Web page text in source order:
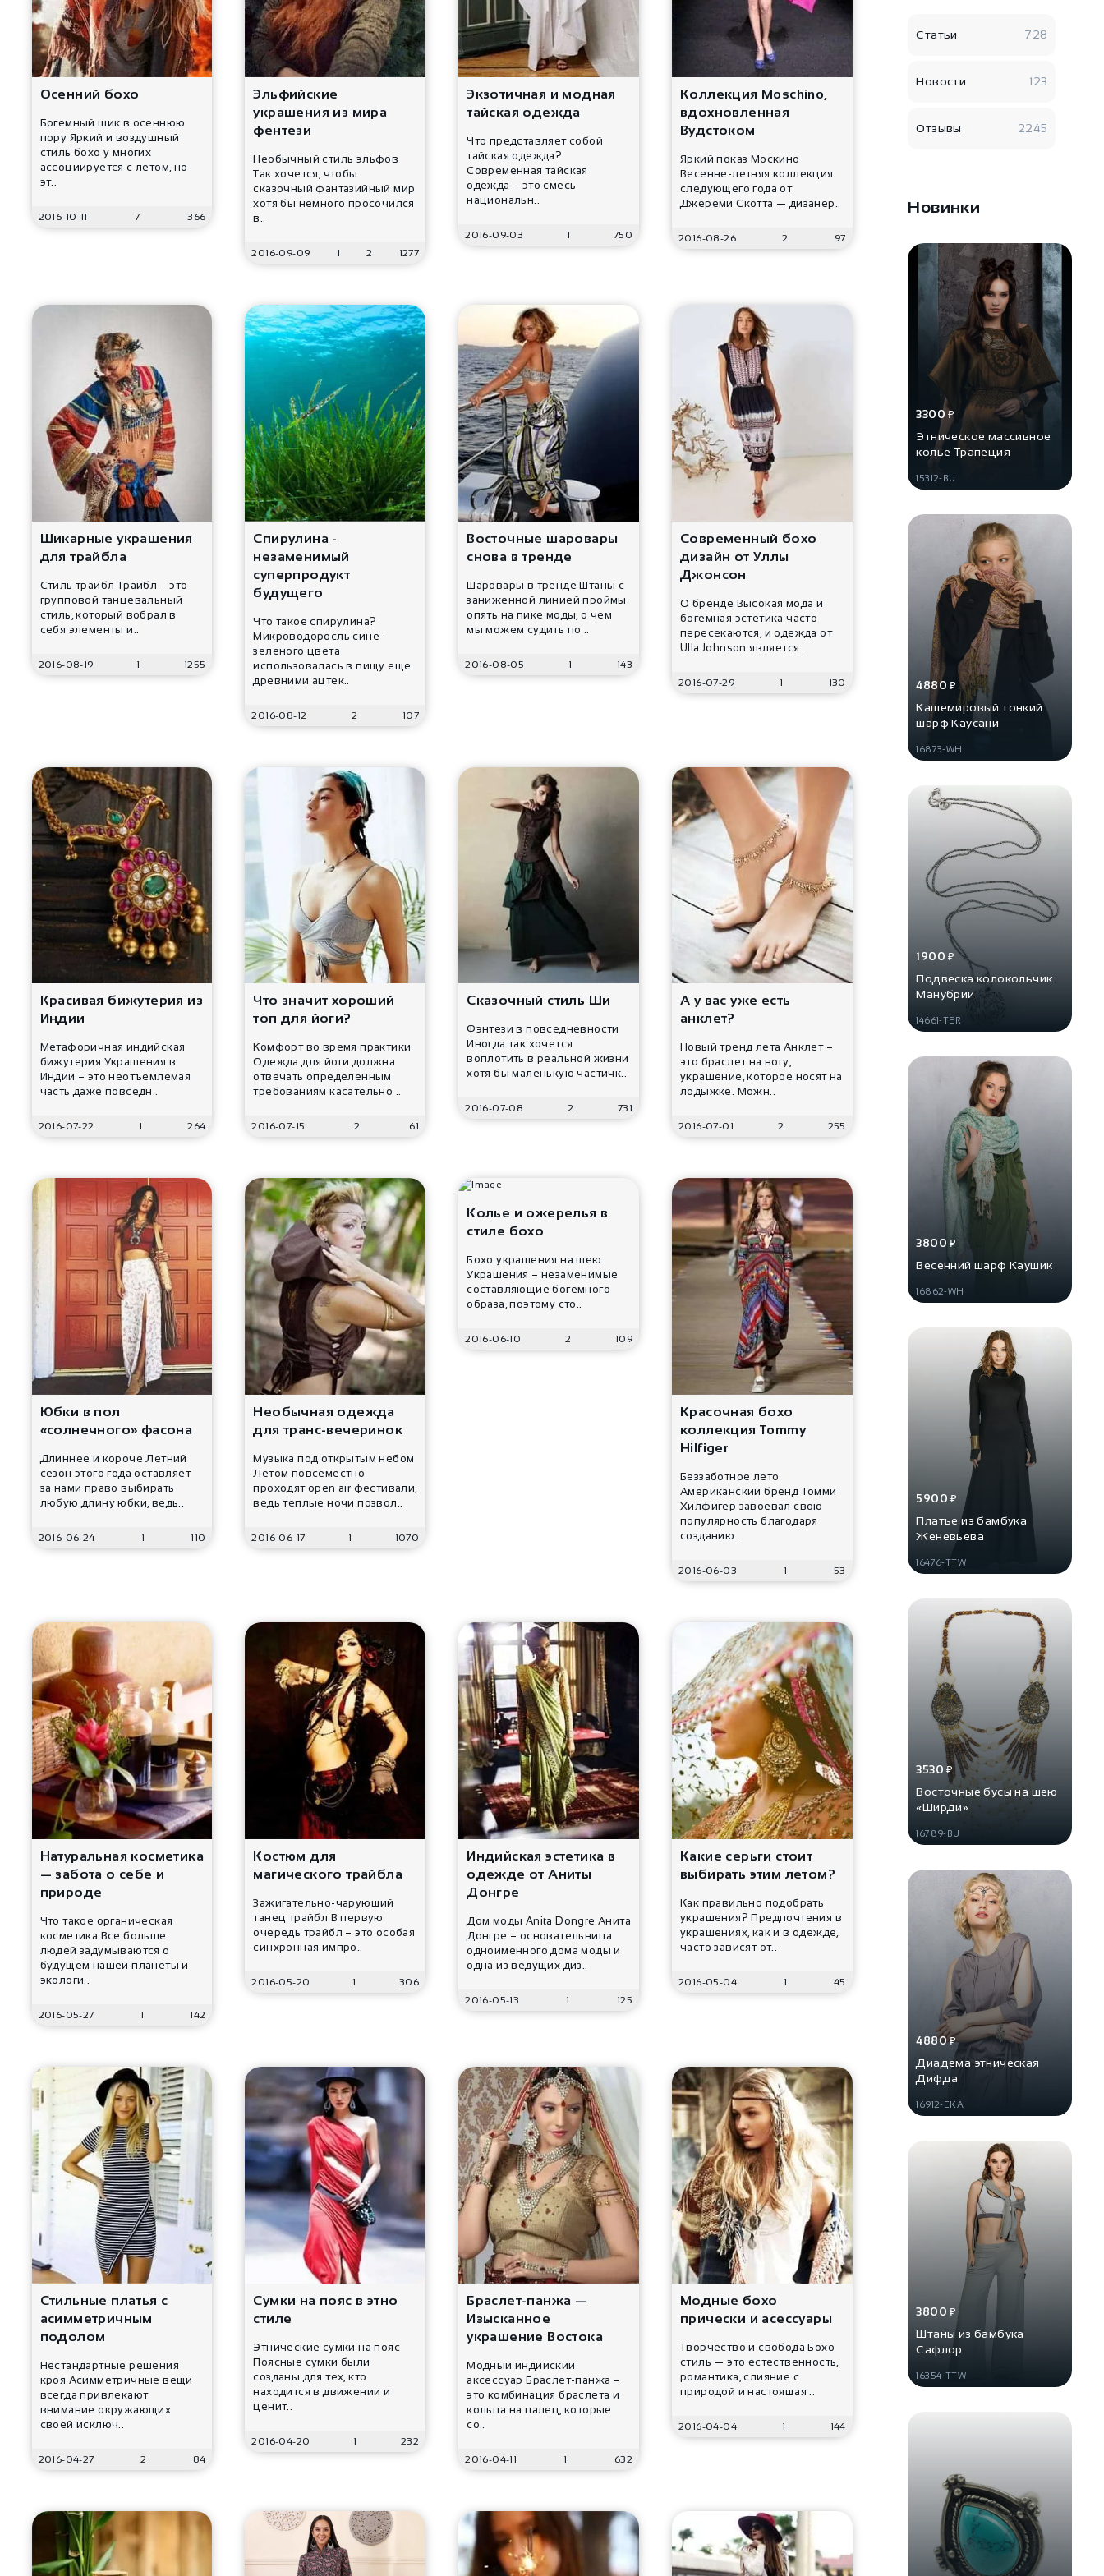
Осенний бохо
Богемный шик в осеннюю
пору Яркий и воздушный
стиль бохо у многих
ассоциируется с летом, но
эт..
2016-10-11 7 366
Эльфийские
украшения из мира
фентези
Необычный стиль эльфов
Так хочется, чтобы
сказочный фантазийный мир
хотя бы немного просочился
в..
2016-09-09 1 2 1277
Экзотичная и модная
тайская одежда
Что представляет собой
тайская одежда?
Современная тайская
одежда – это смесь
национальн..
2016-09-03 1 750
Коллекция Moschino,
вдохновленная
Вудстоком
Яркий показ Москино
Весенне-летняя коллекция
следующего года от
Джереми Скотта — дизанер..
2016-08-26 2 97
Шикарные украшения
для трайбла
Стиль трайбл Трайбл – это
групповой танцевальный
стиль, который вобрал в
себя элементы и..
2016-08-19 1 1255
Спирулина -
незаменимый
суперпродукт
будущего
Что такое спирулина?
Микроводоросль сине-
зеленого цвета
использовалась в пищу еще
древними ацтек..
2016-08-12 2 107
Восточные шаровары
снова в тренде
Шаровары в тренде Штаны с
заниженной линией проймы
опять на пике моды, о чем
мы можем судить по ..
2016-08-05 1 143
Современный бохо
дизайн от Уллы
Джонсон
О бренде Высокая мода и
богемная эстетика часто
пересекаются, и одежда от
Ulla Johnson является ..
2016-07-29 1 130
Красивая бижутерия из
Индии
Метафоричная индийская
бижутерия Украшения в
Индии – это неотъемлемая
часть даже повседн..
2016-07-22 1 264
Что значит хороший
топ для йоги?
Комфорт во время практики
Одежда для йоги должна
отвечать определенным
требованиям касательно ..
2016-07-15 2 61
Сказочный стиль Ши
Фэнтези в повседневности
Иногда так хочется
воплотить в реальной жизни
хотя бы маленькую частичк..
2016-07-08 2 731
А у вас уже есть
анклет?
Новый тренд лета Анклет –
это браслет на ногу,
украшение, которое носят на
лодыжке. Можн..
2016-07-01 2 255
Юбки в пол
«солнечного» фасона
Длиннее и короче Летний
сезон этого года оставляет
за нами право выбирать
любую длину юбки, ведь..
2016-06-24 1 110
Необычная одежда
для транс-вечеринок
Музыка под открытым небом
Летом повсеместно
проходят open air фестивали,
ведь теплые ночи позвол..
2016-06-17 1 1070
Колье и ожерелья в
стиле бохо
Бохо украшения на шею
Украшения – незаменимые
составляющие богемного
образа, поэтому сто..
2016-06-10 2 109
Красочная бохо
коллекция Tommy
Hilfiger
Беззаботное лето
Американский бренд Томми
Хилфигер завоевал свою
популярность благодаря
созданию..
2016-06-03 1 53
Натуральная косметика
— забота о себе и
природе
Что такое органическая
косметика Все больше
людей задумываются о
будущем нашей планеты и
экологи..
2016-05-27 1 142
Костюм для
магического трайбла
Зажигательно-чарующий
танец трайбл В первую
очередь трайбл – это особая
синхронная импро..
2016-05-20 1 306
Индийская эстетика в
одежде от Аниты
Донгре
Дом моды Anita Dongre Анита
Донгре – основательница
одноименного дома моды и
одна из ведущих диз..
2016-05-13 1 125
Какие серьги стоит
выбирать этим летом?
Как правильно подобрать
украшения? Предпочтения в
украшениях, как и в одежде,
часто зависят от..
2016-05-04 1 45
Стильные платья с
асимметричным
подолом
Нестандартные решения
кроя Асимметричные вещи
всегда привлекают
внимание окружающих
своей исключ..
2016-04-27 2 84
Cумки на пояс в этно
стиле
Этнические сумки на пояс
Поясные сумки были
созданы для тех, кто
находится в движении и
ценит..
2016-04-20 1 232
Браслет-панжа —
Изысканное
украшение Востока
Модный индийский
аксессуар Браслет-панжа –
это комбинация браслета и
кольца на палец, которые
со..
2016-04-11 1 632
Модные бохо
прически и асессуары
Творчество и свобода Бохо
стиль — это естественность,
романтика, слияние с
природой и настоящая ..
2016-04-04 1 144
Статьи 728
Новости 123
Отзывы 2245
Новинки
3300₽
Этническое массивное
колье Трапеция
15312-BU
4880₽
Кашемировый тонкий
шарф Каусани
16873-WH
1900₽
Подвеска колокольчик
Манубрий
14661-TER
3800₽
Весенний шарф Каушик
16862-WH
5900₽
Платье из бамбука
Женевьева
16476-TTW
3530₽
Восточные бусы на шею
«Ширди»
16789-BU
4880₽
Диадема этническая
Дифда
16912-EKA
3800₽
Штаны из бамбука
Сафлор
16354-TTW